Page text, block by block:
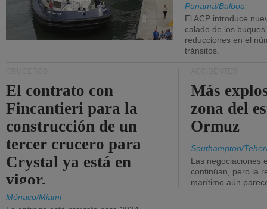
Panamá/Balboa
El ACP introduce
calado de los
reducciones en el
tránsitos.
El contrato con
Fincantieri para la
construcción de un
tercer crucero para
Crystal ya está en
vigor.
Mónaco/Miami
Más
zona del
Ormuz
Southampton/
Las negociaciones
continúan, pero la
marítimo aún